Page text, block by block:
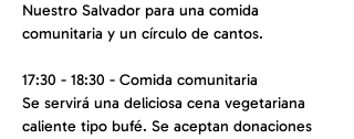
Nuestro Salvador para una comida
comunitaria y un círculo de cantos.
17:30 - 18:30 - Comida comunitaria
Se servirá una deliciosa cena vegetariana
caliente tipo bufé. Se aceptan donaciones